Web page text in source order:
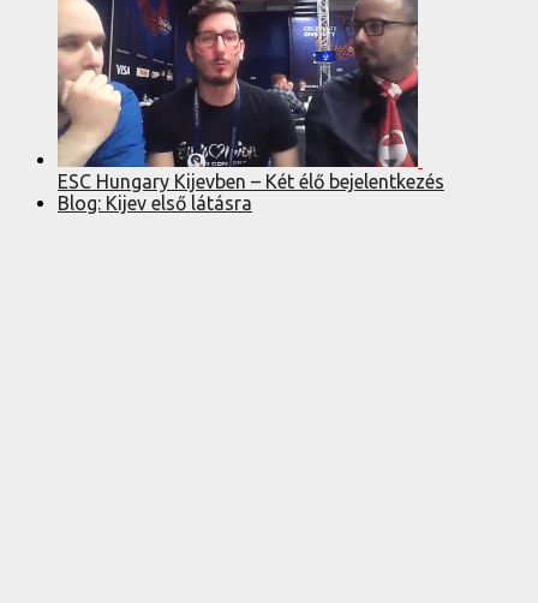
ESC Hungary Kijevben – Két élő bejelentkezés
Blog: Kijev első látásra